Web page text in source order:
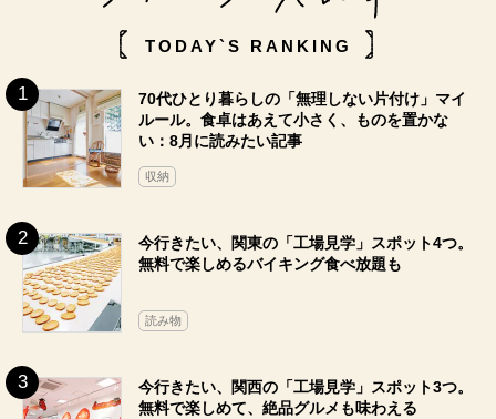
TODAY`S RANKING
70代ひとり暮らしの「無理しない片付け」マイ
ルール。食卓はあえて小さく、ものを置かな
い：8月に読みたい記事
収納
今行きたい、関東の「工場見学」スポット4つ。
無料で楽しめるバイキング食べ放題も
読み物
今行きたい、関西の「工場見学」スポット3つ。
無料で楽しめて、絶品グルメも味わえる